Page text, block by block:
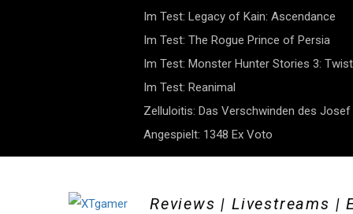
Im Test: Legacy of Kain: Ascendance
Im Test: The Rogue Prince of Persia
Im Test: Monster Hunter Stories 3:
Im Test: Reanimal
Zelluloitis: Das Verschwinden des Josef
Angespielt: 1348 Ex Voto
Reviews | Livestreams |